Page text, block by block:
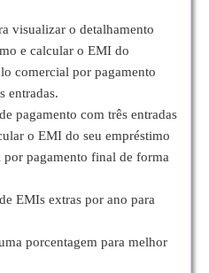
visualizar o detalhamento
e calcular o EMI do
comercial por pagamento
entradas.
pagamento com três entradas
o EMI do seu empréstimo
pagamento final de forma
EMIs extras por ano para
porcentagem para melhor